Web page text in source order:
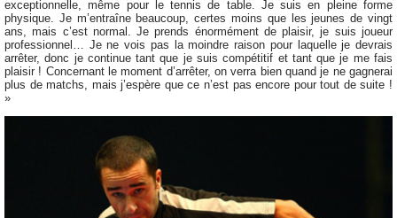
exceptionnelle, même pour le tennis de table. Je suis en pleine forme
physique. Je m’entraîne beaucoup, certes moins que les jeunes de vingt
ans, mais c’est normal. Je prends énormément de plaisir, je suis joueur
professionnel… Je ne vois pas la moindre raison pour laquelle je devrais
arrêter, donc je continue tant que je suis compétitif et tant que je me fais
plaisir ! Concernant le moment d’arrêter, on verra bien quand je ne gagnerai
plus de matchs, mais j’espère que ce n’est pas encore pour tout de suite !
»